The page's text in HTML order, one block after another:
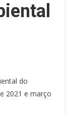
do
2021 e março